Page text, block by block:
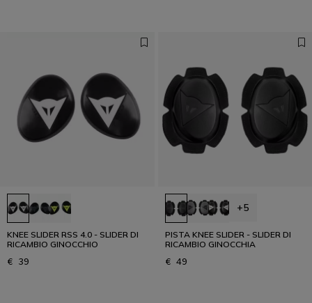
KNEE SLIDER RSS 4.0 - SLIDER DI
RICAMBIO GINOCCHIO
€ 39
+5
PISTA KNEE SLIDER - SLIDER DI
RICAMBIO GINOCCHIA
€ 49